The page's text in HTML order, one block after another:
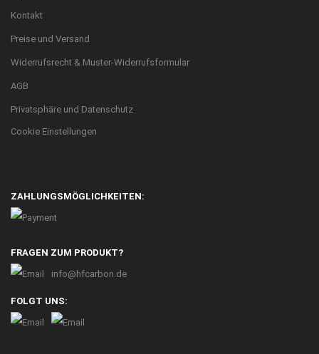
Kontakt
Preise und Versand
Widerrufsrecht & Muster-Widerrufsformular
AGB
Privatsphäre und Datenschutz
Cookie Einstellungen
ZAHLUNGSMÖGLICHKEITEN:
FRAGEN ZUM PRODUKT?
info@hfcarbon.de
FOLGT UNS: